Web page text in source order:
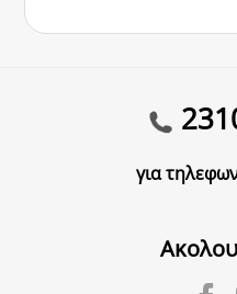
για